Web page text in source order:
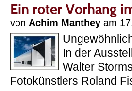
Ein roter Vorhang
von Achim Manthey am
In der
Walter
Fotokünstlers Roland